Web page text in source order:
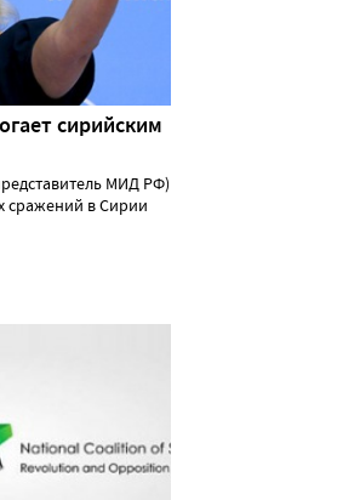
сирийским
МИД РФ)
сражений в Сирии